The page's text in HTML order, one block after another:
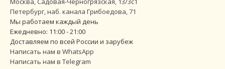
Петербург,наб. канала Грибоедова, 71
Мы работаем каждый день
Ежедневно: 11:00 - 21:00
Доставляем по всей России и зарубеж
Написать нам в WhatsApp
Написать нам в Telegram